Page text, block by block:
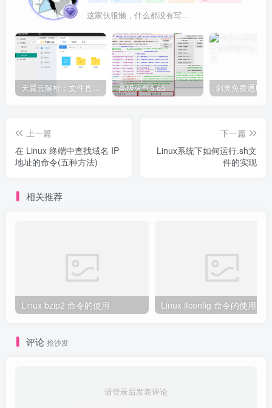
这家伙很懒，什么都没有写...
天翼云解析：文件直链获取源码 高级火气5.65
上一篇
在 Linux 终端中查找域名 IP
地址的命令(五种方法)
下一篇
Linux系统下如何运行.sh文
件的实现
相关推荐
Linux bzip2 命令的使用 Linux ifconfig 命令的使用
评论 抢沙发
请登录后发表评论